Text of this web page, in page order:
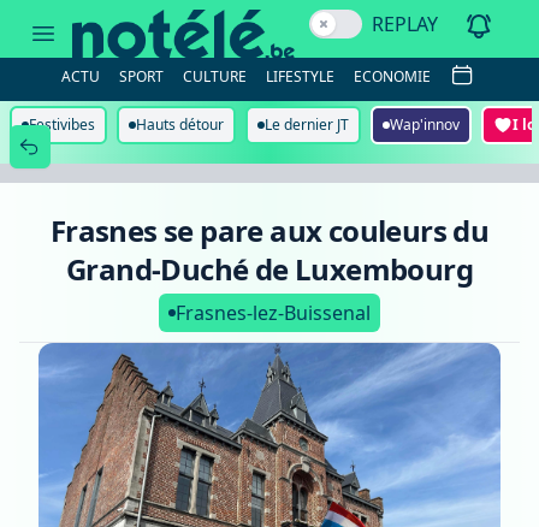
du
Grand-
Duché
de
Luxembourg
REPLAY
ACTU SPORT CULTURE LIFESTYLE ECONOMIE
Festivibes Hauts détour Le dernier JT Wap'innov I
Frasnes se pare aux couleurs du
Grand-Duché de Luxembourg
Frasnes-lez-Buissenal